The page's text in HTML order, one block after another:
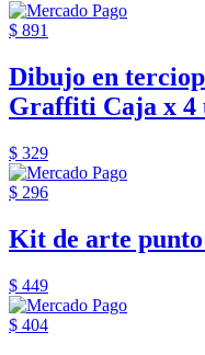
$ 891
Dibujo en
Graffiti Caja x 4
$ 329
$ 296
Kit de arte
$ 449
$ 404